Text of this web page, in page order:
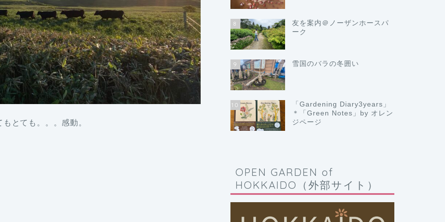
とても。。。感動。
8
友を案内＠ノーザンホースパ
ーク
9 雪国のバラの冬囲い
10
「Gardening Diary3years」
＊「Green Notes」by オレン
ジページ
OPEN GARDEN of
HOKKAIDO（外部サイト）